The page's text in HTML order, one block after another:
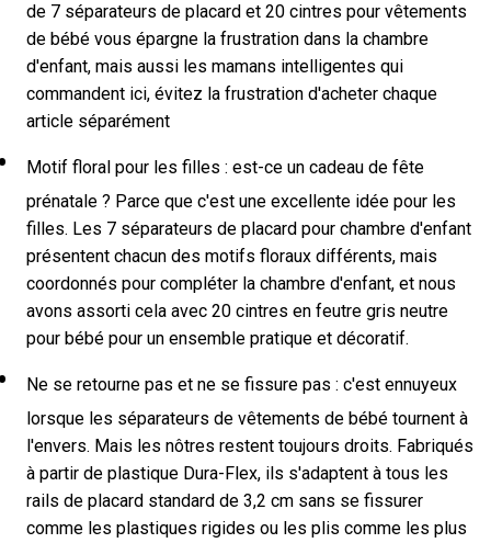
de 7 séparateurs de placard et 20 cintres pour vêtements
de bébé vous épargne la frustration dans la chambre
d'enfant, mais aussi les mamans intelligentes qui
commandent ici, évitez la frustration d'acheter chaque
article séparément
Motif floral pour les filles : est-ce un cadeau de fête
prénatale ? Parce que c'est une excellente idée pour les
filles. Les 7 séparateurs de placard pour chambre d'enfant
présentent chacun des motifs floraux différents, mais
coordonnés pour compléter la chambre d'enfant, et nous
avons assorti cela avec 20 cintres en feutre gris neutre
pour bébé pour un ensemble pratique et décoratif.
Ne se retourne pas et ne se fissure pas : c'est ennuyeux
lorsque les séparateurs de vêtements de bébé tournent à
l'envers. Mais les nôtres restent toujours droits. Fabriqués
à partir de plastique Dura-Flex, ils s'adaptent à tous les
rails de placard standard de 3,2 cm sans se fissurer
comme les plastiques rigides ou les plis comme les plus